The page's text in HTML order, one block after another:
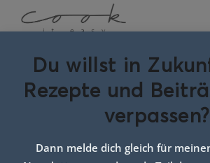
Du willst in
Rezepte und
verpassen?
Dann melde dich gleich für